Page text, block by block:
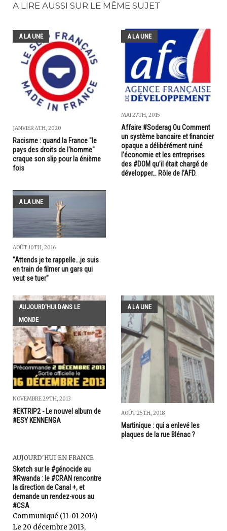
A LIRE AUSSI SUR LE MÊME SUJET
A LA UNE
JANVIER 4TH, 2020
Racisme : quand la France "le
pays des droits de l'homme"
craque son slip pour la énième
fois
A LA UNE
MAI 27TH, 2015
Affaire #Soderag Ou Comment
un système bancaire et financier
opaque a délibérément ruiné
l’économie et les entreprises
des #DOM qu’il était chargé de
développer… Rôle de l’AFD.
A LA UNE
AOÛT 10TH, 2016
"Attends je te rappelle...je suis
en train de filmer un gars qui
veut se tuer"
AUJOURD'HUI DANS LE
MONDE
NOVEMBRE 29TH, 2013
#EKTRIP2 - Le nouvel album de
#ESY KENNENGA
A LA UNE
AOÛT 25TH, 2018
Martinique : qui a enlevé les
plaques de la rue Blénac ?
AUJOURD'HUI EN FRANCE
Sketch sur le #génocide au
#Rwanda : le #CRAN rencontre
la direction de Canal +, et
demande un rendez-vous au
#CSA
Communiqué (11-01-2014)
Le 20 décembre 2013,